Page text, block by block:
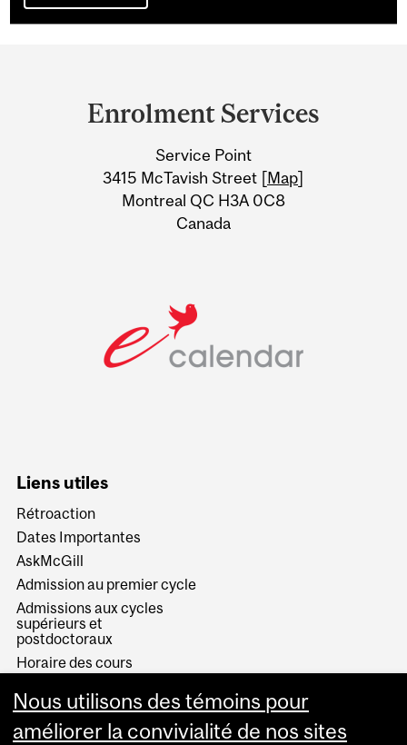
Information
Enrolment Services
Service Point
3415 McTavish Street [Map]
Montreal QC H3A 0C8
Canada
Liens utiles
Rétroaction
Dates Importantes
AskMcGill
Admission au premier cycle
Admissions aux cycles
supérieurs et
postdoctoraux
Horaire des cours
Services aux étudiants
Nous utilisons des témoins pour
améliorer la convivialité de nos sites